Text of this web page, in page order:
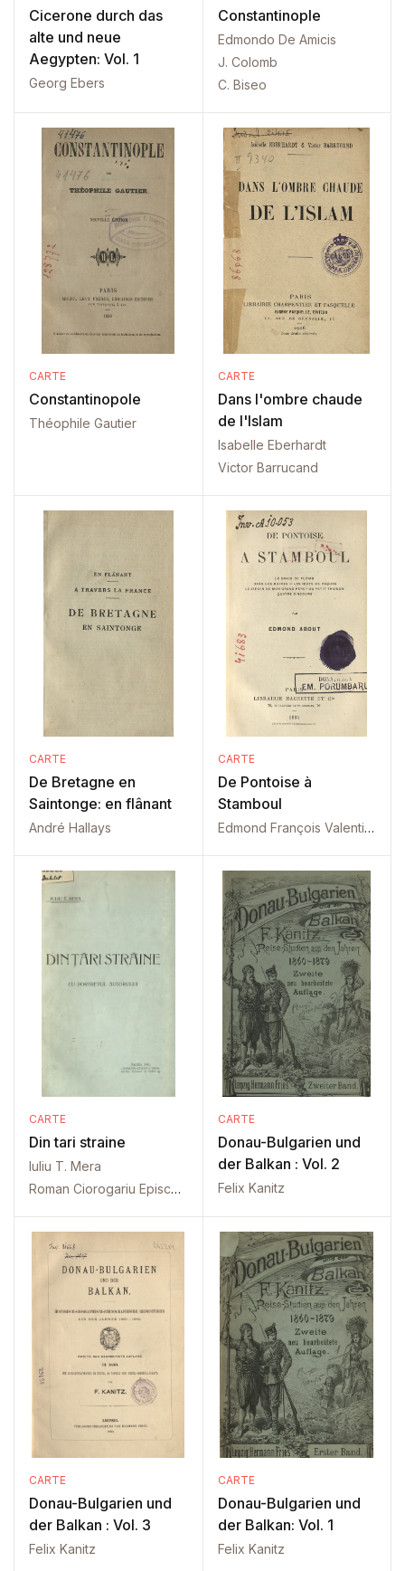
Cicerone durch das
alte und neue
Aegypten: Vol. 1
Georg Ebers
Constantinople
Edmondo De Amicis
J. Colomb
C. Biseo
CARTE
Constantinopole
Théophile Gautier
CARTE
Dans l'ombre chaude
de l'Islam
Isabelle Eberhardt
Victor Barrucand
CARTE
De Bretagne en
Saintonge: en flânant
André Hallays
CARTE
De Pontoise à
Stamboul
Edmond François Valentin About
CARTE
Din tari straine
Iuliu T. Mera
Roman Ciorogariu Episcop al Oradiei
CARTE
Donau-Bulgarien und
der Balkan : Vol. 2
Felix Kanitz
CARTE
Donau-Bulgarien und
der Balkan : Vol. 3
Felix Kanitz
CARTE
Donau-Bulgarien und
der Balkan: Vol. 1
Felix Kanitz